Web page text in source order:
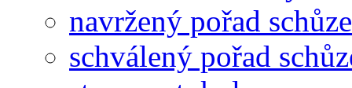
navržený pořad schůze
schválený pořad